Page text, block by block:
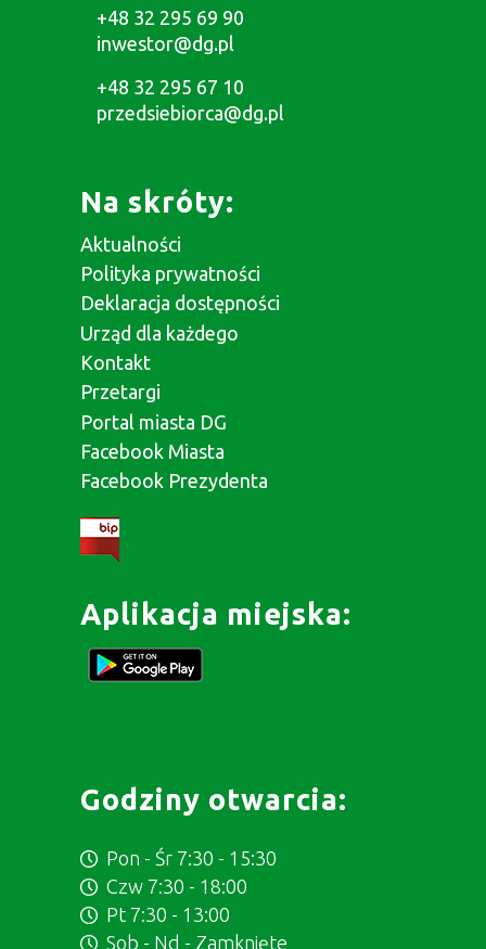
+48 32 295 69 90
inwestor@dg.pl
+48 32 295 67 10
przedsiebiorca@dg.pl
Na skróty:
Aktualności
Polityka prywatności
Deklaracja dostępności
Urząd dla każdego
Kontakt
Przetargi
Portal miasta DG
Facebook Miasta
Facebook Prezydenta
Aplikacja miejska:
Godziny otwarcia:
Pon - Śr 7:30 - 15:30
Czw 7:30 - 18:00
Pt 7:30 - 13:00
Sob - Nd - Zamknięte